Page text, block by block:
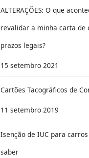
ALTERAÇÕES: O que
revalidar a minha carta de
prazos legais?
15 setembro 2021
Cartões Tacográficos de
11 setembro 2019
Isenção de IUC para
saber